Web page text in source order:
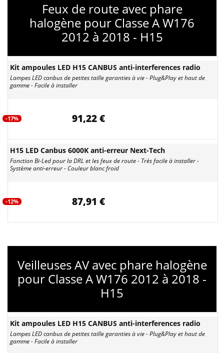
Feux de route avec phare
halogène pour Classe A W176
2012 à 2018 - H15
Kit ampoules LED H15 CANBUS anti-interferences radio
Lampes LED canbus de petites taille garanties à vie - Plug&Play et haut de
gamme - Facile à installer
-17% 91,22 €
H15 LED Canbus 6000K anti-erreur Next-Tech
Fonction Bi-Led pour la DRL et les feux de route - Très facile à installer -
Système anti-erreur - Couleur blanc froid
-12% 87,91 €
Veilleuses AV avec phare halogène
pour Classe A W176 2012 à 2018 -
H15
Kit ampoules LED H15 CANBUS anti-interferences radio
Lampes LED canbus de petites taille garanties à vie - Plug&Play et haut de
gamme - Facile à installer